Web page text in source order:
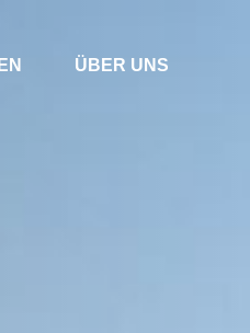
ÜBER UNS